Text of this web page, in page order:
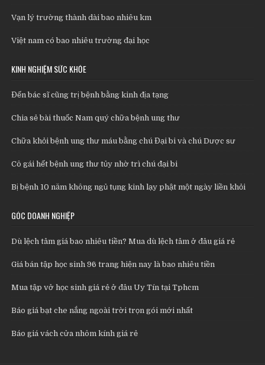
Vạn lý trường thành dài bao nhiêu km
Việt nam có bao nhiêu trường đại học
KINH NGHIỆM SỨC KHỎE
Đến bác sĩ cũng trị bệnh bằng kinh địa tạng
Chia sẻ bài thuốc Nam quý chữa bệnh ung thư
Chữa khỏi bệnh ung thư máu bằng chú Đại bi và chú Dược sư
Cô gái hết bệnh ung thư tủy nhờ trì chú đại bi
Bị bệnh 10 năm không ngủ tụng kinh lạy phật một ngày liền khỏi
GÓC DOANH NGHIỆP
Dù lệch tâm giá bao nhiêu tiền? Mua dù lệch tâm ở đâu giá rẻ
Giá bán tập học sinh 96 trang hiện nay là bao nhiêu tiền
Mua tập vở học sinh giá rẻ ở đâu Uy Tín tại Tphcm
Báo giá bạt che nắng ngoài trời trọn gói mới nhất
Báo giá vách cửa nhôm kính giá rẻ